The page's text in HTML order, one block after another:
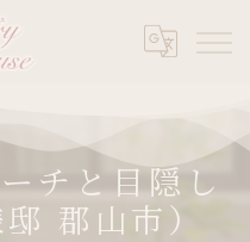
チと目隠し
郡山市）